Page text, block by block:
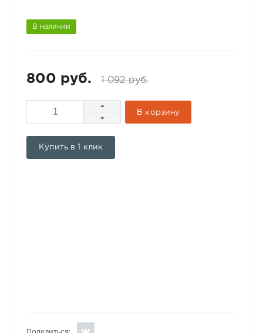
В наличии
800 руб. 1 092 руб.
В корзину
Купить в 1 клик